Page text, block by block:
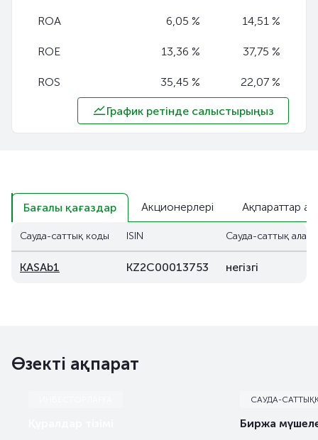
ROA 6,05 % 14,51 %
ROE 13,36 % 37,75 %
ROS 35,45 % 22,07 %
График ретінде салыстырыңыз
Бағалы қағаздар Акционерлері Ақпараттар
Сауда-саттық коды ISIN Сауда-саттық алаң
KASAb1 KZ2C00013753 негізгі
Өзекті ақпарат
САУДА-
Биржа